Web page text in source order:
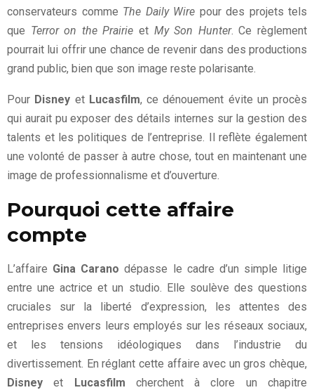
conservateurs comme The Daily Wire pour des projets tels
que Terror on the Prairie et My Son Hunter. Ce règlement
pourrait lui offrir une chance de revenir dans des productions
grand public, bien que son image reste polarisante.
Pour Disney etLucasfilm, ce dénouement évite un procès
qui aurait pu exposer des détails internes sur la gestion des
talents et les politiques de l’entreprise. Il reflète également
une volonté de passer à autre chose, tout en maintenant une
image de professionnalisme et d’ouverture.
Pourquoi cette affaire
compte
L’affaire Gina Carano dépasse le cadre d’un simple litige
entre une actrice et un studio. Elle soulève des questions
cruciales sur la liberté d’expression, les attentes des
entreprises envers leurs employés sur les réseaux sociaux,
et les tensions idéologiques dans l’industrie du
divertissement. En réglant cette affaire avec un gros chèque,
Disney et Lucasfilm cherchent à clore un chapitre